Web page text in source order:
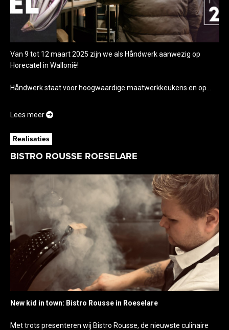
Van 9 tot 12 maart 2025 zijn we als Håndwerk aanwezig op
Horecatel in Wallonië!
Håndwerk staat voor hoogwaardige maatwerkkeukens en op...
Lees meer
Realisaties
BISTRO ROUSSE ROESELARE
New kid in town: Bistro Rousse in Roeselare
Met trots presenteren wij Bistro Rousse, de nieuwste culinaire